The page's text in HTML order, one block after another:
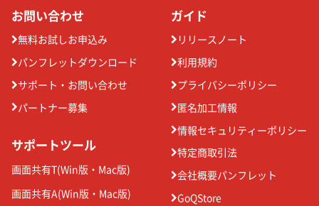
お問い合わせ
無料お試しお申込み
パンフレットダウンロード
サポート・お問い合わせ
パートナー募集
サポートツール
画面共有T(Win版 ・ Mac版)
画面共有A(Win版 ・ Mac版)
ガイド
リリースノート
利用規約
プライバシーポリシー
匿名加工情報
情報セキュリティーポリシー
特定商取引法
会社概要パンフレット
GoQStore